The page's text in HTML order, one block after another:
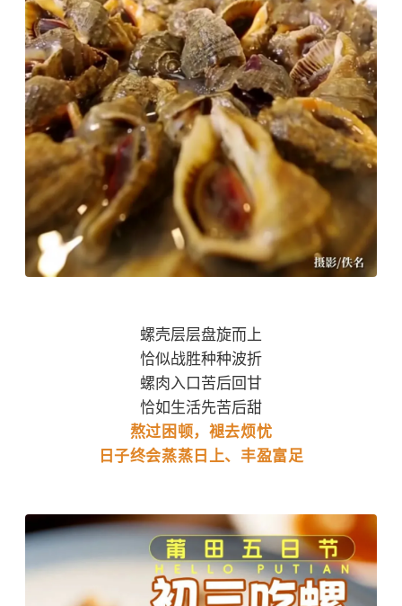
螺壳层层盘旋而上
恰似战胜种种波折
螺肉入口苦后回甘
恰如生活先苦后甜
熬过困顿，褪去烦忧
日子终会蒸蒸日上、丰盈富足